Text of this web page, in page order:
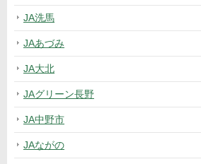
JA洗馬
JAあづみ
JA大北
JAグリーン長野
JA中野市
JAながの